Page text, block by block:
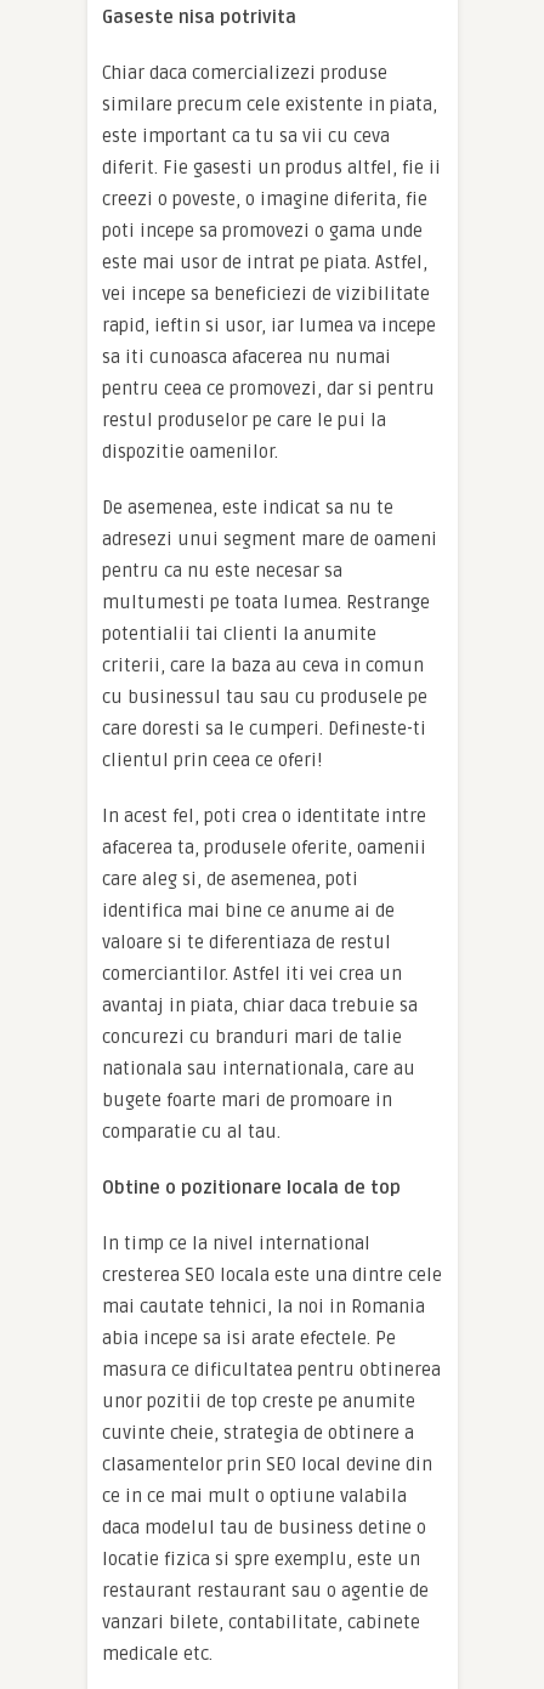
Gaseste nisa potrivita
Chiar daca comercializezi produse
similare precum cele existente in piata,
este important ca tu sa vii cu ceva
diferit. Fie gasesti un produs altfel, fie ii
creezi o poveste, o imagine diferita, fie
poti incepe sa promovezi o gama unde
este mai usor de intrat pe piata. Astfel,
vei incepe sa beneficiezi de vizibilitate
rapid, ieftin si usor, iar lumea va incepe
sa iti cunoasca afacerea nu numai
pentru ceea ce promovezi, dar si pentru
restul produselor pe care le pui la
dispozitie oamenilor.
De asemenea, este indicat sa nu te
adresezi unui segment mare de oameni
pentru ca nu este necesar sa
multumesti pe toata lumea. Restrange
potentialii tai clienti la anumite
criterii, care la baza au ceva in comun
cu businessul tau sau cu produsele pe
care doresti sa le cumperi. Defineste-ti
clientul prin ceea ce oferi!
In acest fel, poti crea o identitate intre
afacerea ta, produsele oferite, oamenii
care aleg si, de asemenea, poti
identifica mai bine ce anume ai de
valoare si te diferentiaza de restul
comerciantilor. Astfel iti vei crea un
avantaj in piata, chiar daca trebuie sa
concurezi cu branduri mari de talie
nationala sau internationala, care au
bugete foarte mari de promoare in
comparatie cu al tau.
Obtine o pozitionare locala de top
In timp ce la nivel international
cresterea SEO locala este una dintre cele
mai cautate tehnici, la noi in Romania
abia incepe sa isi arate efectele. Pe
masura ce dificultatea pentru obtinerea
unor pozitii de top creste pe anumite
cuvinte cheie, strategia de obtinere a
clasamentelor prin SEO local devine din
ce in ce mai mult o optiune valabila
daca modelul tau de business detine o
locatie fizica si spre exemplu, este un
restaurant restaurant sau o agentie de
vanzari bilete, contabilitate, cabinete
medicale etc.